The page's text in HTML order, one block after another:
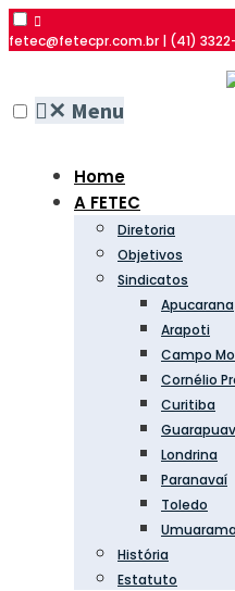
fetec@fetecpr.com.br | (41)
✕ Menu
Home
A FETEC
Diretoria
Objetivos
Sindicatos
Apucarana
Arapoti
Campo
Cornélio
Curitiba
Londrina
Paranavaí
Toledo
Umuarama
História
Estatuto